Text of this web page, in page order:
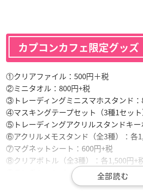
カプコンカフェ限定グッズ
①クリアファイル：500円＋税
②ミニタオル：800円+税
③トレーディングミニスマホスタンド：
④マスキングテープセット（3種1セッ
⑤トレーディングアクリルスタンドキ
⑥アクリルメモスタンド（全3種）：各
⑦マグネットシート：600円+税
⑧クリアボトル（全3種）：各1,500円+
⑨ランチトートバッグ：1,500円+税
⑩ボトル入りTシャツ：3,500円+税